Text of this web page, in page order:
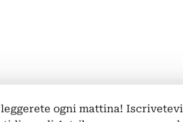
ogni mattina! Iscrivetevi